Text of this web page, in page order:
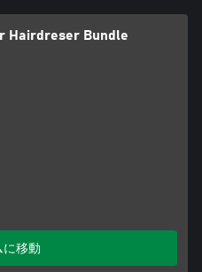
Hairdreser Bundle
移動